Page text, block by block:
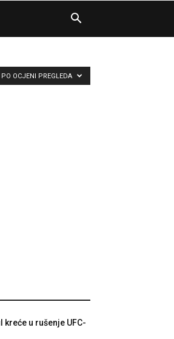
PO OCJENI PREGLEDA
kreće u rušenje UFC-